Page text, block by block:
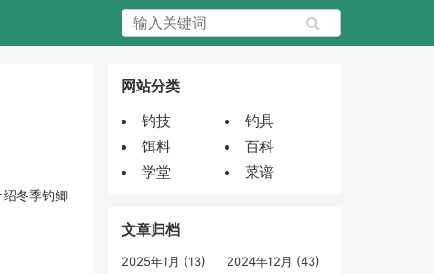
冬季钓鲫
网站分类
钓技
钓具
饵料
百科
学堂
菜谱
文章归档
2025年1月 (13)
2024年12月 (43)